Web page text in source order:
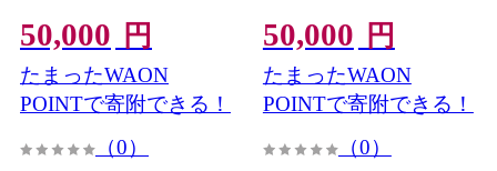
仕事 キッチン用品 一人暮
らし 炊飯 ギフト 高級 結婚
祝い キッチン アウトドア
炊飯 固形燃料 炊飯 高級 キ
ャンプギア 日本製 キッチ
ン 兵庫県
50,000 円
たまったWAON
POINTで寄附できる！
（0）
キッチン用品 一人暮らし
炊飯 ギフト 高級 結婚祝い
キッチン アウトドア炊飯
固形燃料 炊飯 高級 キャン
プギア 日本製 キッチン 兵
庫県
50,000 円
たまったWAON
POINTで寄附できる！
（0）